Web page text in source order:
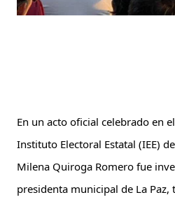
En un acto oficial celebrado en
Instituto Electoral Estatal (IEE)
Milena Quiroga Romero fue
presidenta municipal de La Paz,